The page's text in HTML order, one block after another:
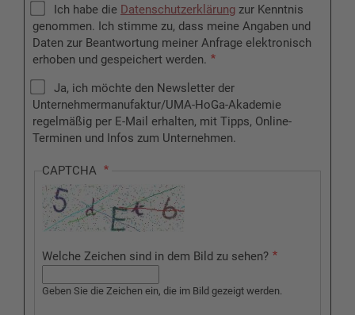
Ich habe die Datenschutzerklärung zur Kenntnis
genommen. Ich stimme zu, dass meine Angaben und
Daten zur Beantwortung meiner Anfrage elektronisch
erhoben und gespeichert werden.
Ja, ich möchte den Newsletter der
Unternehmermanufaktur/UMA-HoGa-Akademie
regelmäßig per E-Mail erhalten, mit Tipps, Online-
Terminen und Infos zum Unternehmen.
CAPTCHA
Welche Zeichen sind in dem Bild zu sehen?
Geben Sie die Zeichen ein, die im Bild gezeigt werden.